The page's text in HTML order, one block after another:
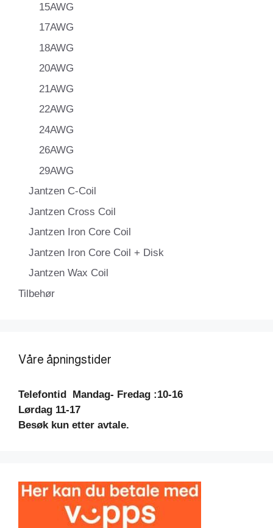
15AWG
17AWG
18AWG
20AWG
21AWG
22AWG
24AWG
26AWG
29AWG
Jantzen C-Coil
Jantzen Cross Coil
Jantzen Iron Core Coil
Jantzen Iron Core Coil + Disk
Jantzen Wax Coil
Tilbehør
Våre åpningstider
Telefontid Mandag- Fredag :10-16
Lørdag 11-17
Besøk kun etter avtale.